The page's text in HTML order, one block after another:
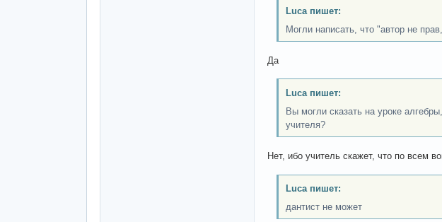
Luca пишет:
Могли написать, что "автор не
Да
Luca пишет:
Вы могли сказать на уроке
учителя?
Нет, ибо учитель скажет, что по всем
Luca пишет:
дантист не может